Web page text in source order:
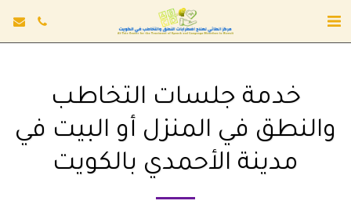
خدمة جلسات التخاطب
والنطق في المنزل أو البيت في
مدينة الأحمدي بالكويت